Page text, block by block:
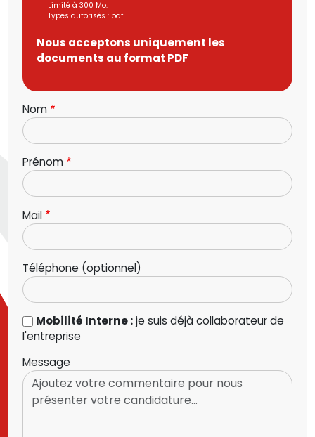
Limité à 300 Mo.
Types autorisés : pdf.
Nous acceptons uniquement les
documents au format PDF
Nom
Prénom
Mail
Téléphone (optionnel)
Mobilité Interne :je suis déjà collaborateur de
l'entreprise
Message